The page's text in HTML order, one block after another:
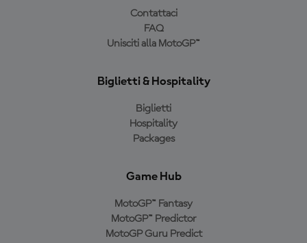
Contattaci
FAQ
Unisciti alla MotoGP™
Biglietti & Hospitality
Biglietti
Hospitality
Packages
Game Hub
MotoGP™ Fantasy
MotoGP™ Predictor
MotoGP Guru Predict